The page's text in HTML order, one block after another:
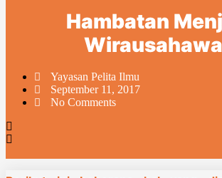
Hambatan
Yayasan Pelita Ilmu
September 11, 2017
No Comments